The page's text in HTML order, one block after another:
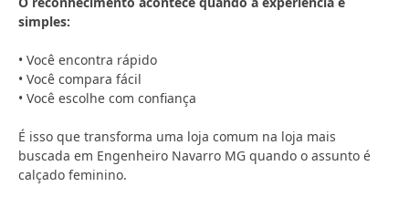
simples:
• Você encontra rápido
• Você compara fácil
• Você escolhe com confiança
É isso que transforma uma loja comum na loja mais
buscada em Engenheiro Navarro MG quando o assunto é
calçado feminino.